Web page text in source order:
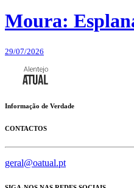
Moura:
29/07/2026
Informação de Verdade
CONTACTOS
geral@oatual.pt